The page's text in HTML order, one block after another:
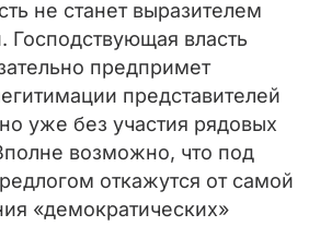
не станет выразителем
Господствующая власть
предпримет
представителей
уже без участия рядовых
возможно, что под
откажутся от самой
«демократических»